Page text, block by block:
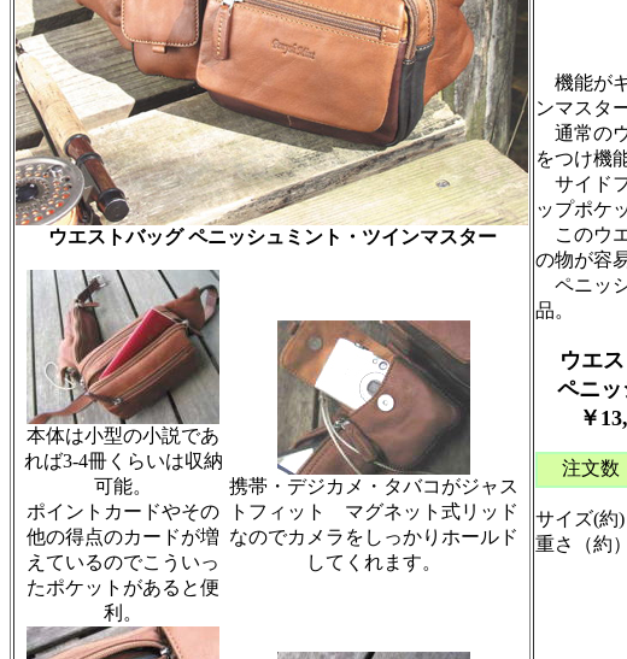
ウエストバッグ ペニッシュミント・ツインマスター
本体は小型の小説であ
れば3-4冊くらいは収納
可能。
ポイントカードやその
他の得点のカードが増
えているのでこういっ
たポケットがあると便
利。
携帯・デジカメ・タバコがジャス
トフィット マグネット式リッド
なのでカメラをしっかりホールド
してくれます。
機能が
ンマスタ
通常の
をつけ機
サイド
ップポケ
このウ
の物が容
ペニッ
品。
ウエ
ペニッ
￥
注文数
サイズ(約
重さ（約